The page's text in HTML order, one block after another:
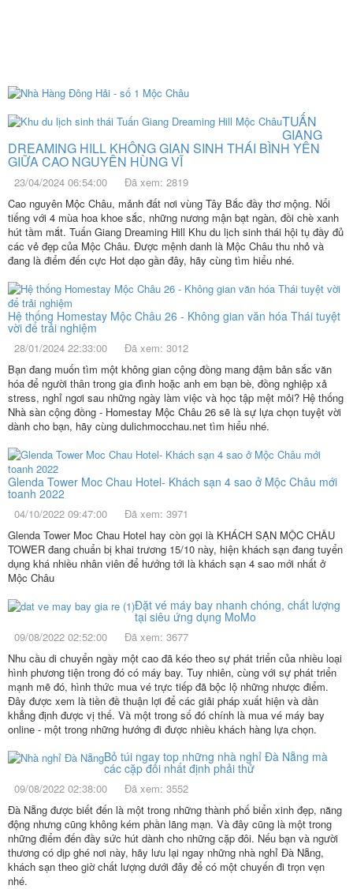
TUẤN
GIANG
DREAMING HILL KHÔNG GIAN SINH THÁI BÌNH YÊN
GIỮA CAO NGUYÊN HÙNG VĨ
23/04/2024 06:54:00
Đã xem: 2819
Cao nguyên Mộc Châu, mảnh đất nơi vùng Tây Bắc đầy thơ mộng. Nổi
tiếng với 4 mùa hoa khoe sắc, những nương mận bạt ngàn, đồi chè xanh
hút tầm mắt. Tuấn Giang Dreaming Hill Khu du lịch sinh thái hội tụ đầy đủ
các vẻ đẹp của Mộc Châu. Được mệnh danh là Mộc Châu thu nhỏ và
đang là điểm đến cực Hot dạo gần đây, hãy cùng tìm hiểu nhé.
Hệ thống Homestay Mộc Châu 26 - Không gian văn hóa Thái tuyệt
vời để trải nghiệm
28/01/2024 22:33:00
Đã xem: 3012
Bạn đang muốn tìm một không gian cộng đồng mang đậm bản sắc văn
hóa để người thân trong gia đình hoặc anh em bạn bè, đồng nghiệp xả
stress, nghỉ ngơi sau những ngày làm việc và học tập mệt mỏi? Hệ thống
Nhà sàn cộng đồng - Homestay Mộc Châu 26 sẽ là sự lựa chọn tuyệt vời
dành cho bạn, hãy cùng dulichmocchau.net tìm hiểu nhé.
Glenda Tower Moc Chau Hotel- Khách sạn 4 sao ở Mộc Châu mới
toanh 2022
04/10/2022 09:47:00
Đã xem: 3971
Glenda Tower Moc Chau Hotel hay còn gọi là KHÁCH SẠN MỘC CHÂU
TOWER đang chuẩn bị khai trương 15/10 này, hiện khách sạn đang tuyển
dụng khá nhiều nhân viên để hướng tới là khách sạn 4 sao mới nhất ở
Mộc Châu
Đặt vé máy bay nhanh chóng, chất lượng
tại siêu ứng dụng MoMo
09/08/2022 02:52:00
Đã xem: 3677
Nhu cầu di chuyển ngày một cao đã kéo theo sự phát triển của nhiều loại
hình phương tiện trong đó có máy bay. Tuy nhiên, cùng với sự phát triển
mạnh mẽ đó, hình thức mua vé trực tiếp đã bộc lộ những nhược điểm.
Đây được xem là tiền đề thuận lợi để các giải pháp xuất hiện và dần
khẳng định được vị thế. Và một trong số đó chính là mua vé máy bay
online - một trong những hướng đi được nhiều khách hàng lựa chọn.
Bỏ túi ngay top những nhà nghỉ Đà Nẵng mà
các cặp đôi nhất định phải thử
09/08/2022 02:38:00
Đã xem: 3552
Đà Nẵng được biết đến là một trong những thành phố biển xinh đẹp, năng
động nhưng cũng không kém phần lãng mạn. Và đây cũng là một trong
những điểm đến đầy sức hút dành cho những cặp đôi. Nếu bạn và người
thương có dịp ghé nơi này, hãy lưu lại ngay những nhà nghỉ Đà Nẵng,
khách sạn theo giờ chất lượng dưới đây để có một chuyến đi trọn vẹn
nhé.